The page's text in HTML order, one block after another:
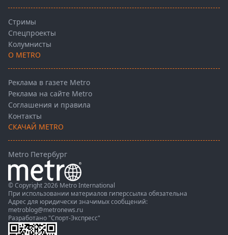
Стримы
Спецпроекты
Колумнисты
О METRO
Реклама в газете Metro
Реклама на сайте Metro
Соглашения и правила
Контакты
СКАЧАЙ METRO
Metro Петербург
© Copyright 2026 Metro International
При использовании материалов гиперссылка обязательна
Адрес для юридически значимых сообщений:
metroblog@metronews.ru
Разработано "Спорт-Экспресс"